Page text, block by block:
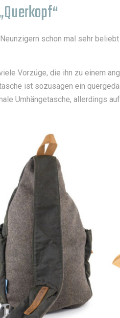
schon mal sehr
Vorzüge, die ihn zu einem
ist sozusagen ein
Umhängetasche, allerdings